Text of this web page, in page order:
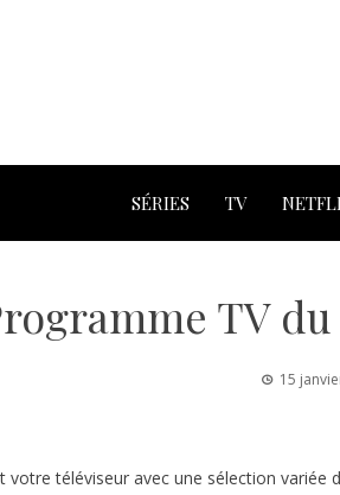
SÉRIES TV
TV du
15
téléviseur avec une sélection variée